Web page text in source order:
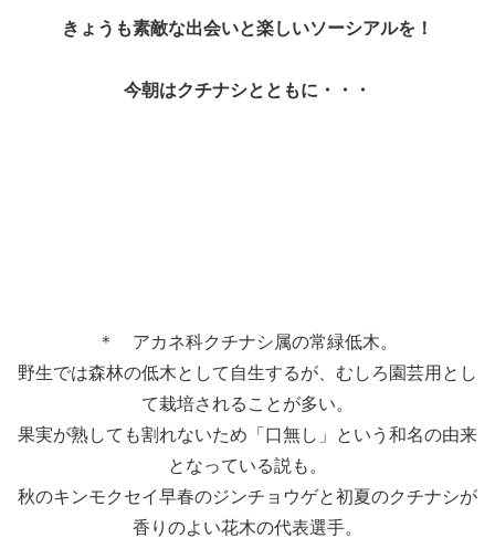
きょうも素敵な出会いと楽しいソーシアルを！
今朝はクチナシとともに・・・
＊ アカネ科クチナシ属の常緑低木。
野生では森林の低木として自生するが、むしろ園芸用とし
て栽培されることが多い。
果実が熟しても割れないため「口無し」という和名の由来
となっている説も。
秋のキンモクセイ早春のジンチョウゲと初夏のクチナシが
香りのよい花木の代表選手。